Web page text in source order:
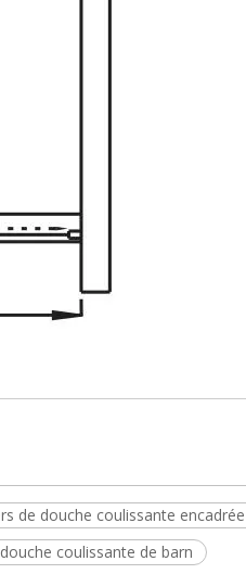
de douche coulissante encadrée
coulissante de barn